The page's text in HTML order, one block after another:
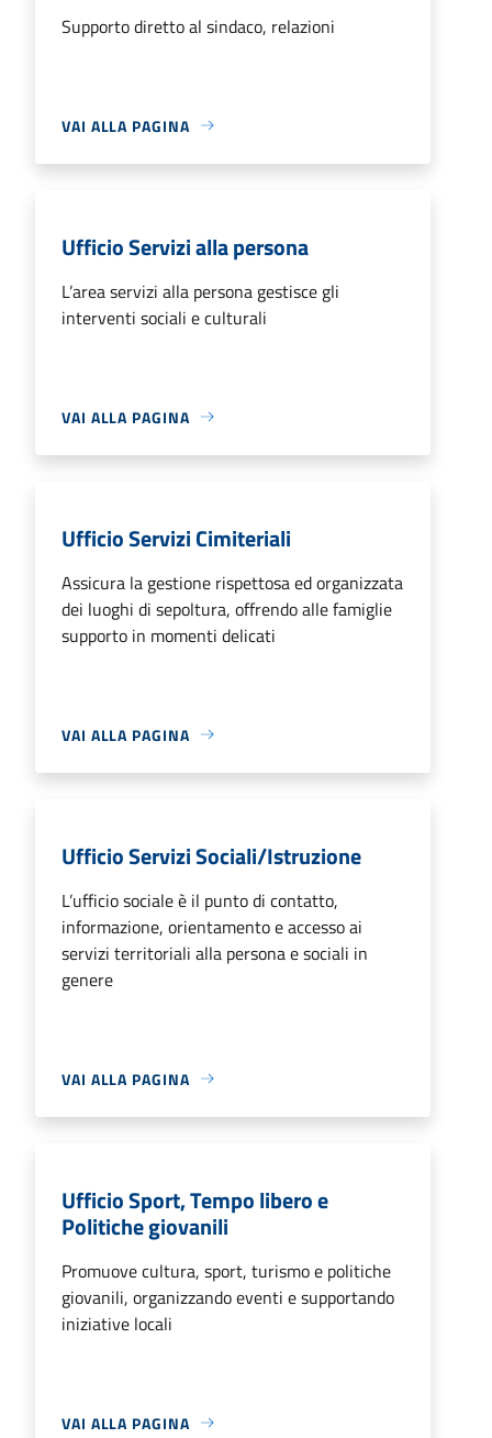
Supporto diretto al sindaco, relazioni
VAI ALLA PAGINA
Ufficio Servizi alla persona
L’area servizi alla persona gestisce gli
interventi sociali e culturali
VAI ALLA PAGINA
Ufficio Servizi Cimiteriali
Assicura la gestione rispettosa ed organizzata
dei luoghi di sepoltura, offrendo alle famiglie
supporto in momenti delicati
VAI ALLA PAGINA
Ufficio Servizi Sociali/Istruzione
L’ufficio sociale è il punto di contatto,
informazione, orientamento e accesso ai
servizi territoriali alla persona e sociali in
genere
VAI ALLA PAGINA
Ufficio Sport, Tempo libero e
Politiche giovanili
Promuove cultura, sport, turismo e politiche
giovanili, organizzando eventi e supportando
iniziative locali
VAI ALLA PAGINA